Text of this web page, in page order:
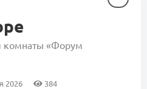
комнаты «Форум
2026 384